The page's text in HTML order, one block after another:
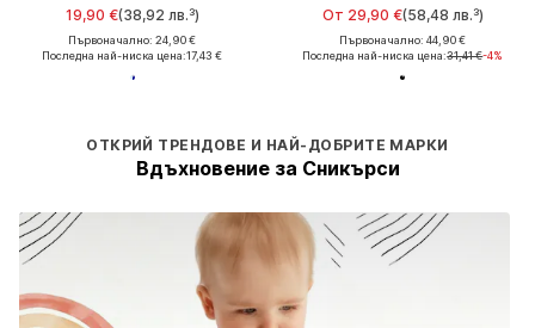
19,90 €(38,92 лв.³)
Първоначално: 24,90 €
Последна най-ниска цена:17,43 €
От 29,90 €(58,48 лв.³)
Първоначално: 44,90 €
Последна най-ниска цена:31,41 €-4%
ОТКРИЙ ТРЕНДОВЕ И НАЙ-ДОБРИТЕ МАРКИ
Вдъхновение за Сникърси